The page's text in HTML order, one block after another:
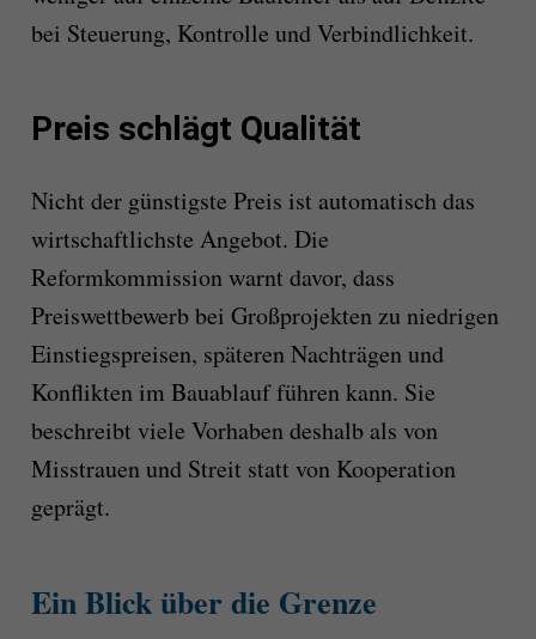
bei Steuerung, Kontrolle und Verbindlichkeit.
Preis schlägt Qualität
Nicht der günstigste Preis ist automatisch das
wirtschaftlichste Angebot. Die
Reformkommission warnt davor, dass
Preiswettbewerb bei Großprojekten zu niedrigen
Einstiegspreisen, späteren Nachträgen und
Konflikten im Bauablauf führen kann. Sie
beschreibt viele Vorhaben deshalb als von
Misstrauen und Streit statt von Kooperation
geprägt.
Ein Blick über die Grenze